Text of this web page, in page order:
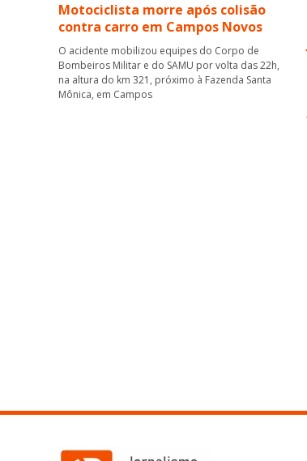
Motociclista morre após colisão
contra carro em Campos Novos
O acidente mobilizou equipes do Corpo de
Bombeiros Militar e do SAMU por volta das 22h,
na altura do km 321, próximo à Fazenda Santa
Mônica, em Campos